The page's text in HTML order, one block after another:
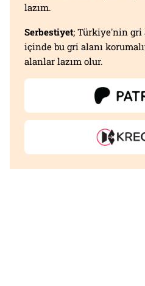
lazım.
Serbestiyet; Türkiye'nin gri
içinde bu gri alanı
alanlar lazım olur.